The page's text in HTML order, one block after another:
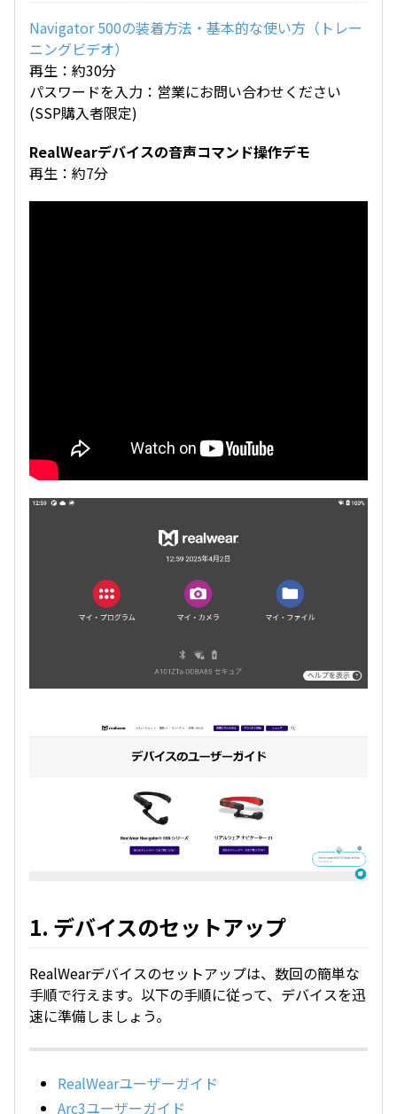
Navigator 500の装着方法・基本的な使い方（トレー
ニングビデオ）
再生：約30分
パスワードを入力：営業にお問い合わせください
(SSP購入者限定)
RealWearデバイスの音声コマンド操作デモ
再生：約7分
1. デバイスのセットアップ
RealWearデバイスのセットアップは、数回の簡単な
手順で行えます。以下の手順に従って、デバイスを迅
速に準備しましょう。
RealWearユーザーガイド
Arc3ユーザーガイド